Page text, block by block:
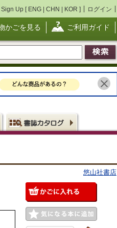
Sign Up [ ENG | CHN | KOR ] ログイン
かごを見る ご利用ガイド
悠山社書店